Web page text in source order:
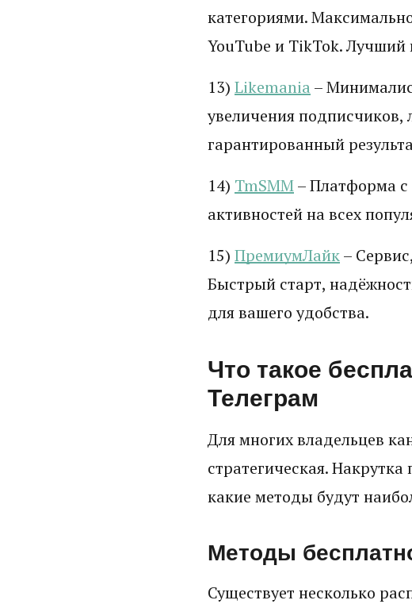
категориями.
YouTube и TikTok.
13) Likemania –
увеличения подписчиков,
гарантированный
14) TmSMM– Платформа
активностей на всех
15) ПремиумЛайк–
Быстрый старт,
для вашего удобства.
Что такое
Телеграм
Для многих владельцев
стратегическая.
какие методы будут
Методы
Существует несколько